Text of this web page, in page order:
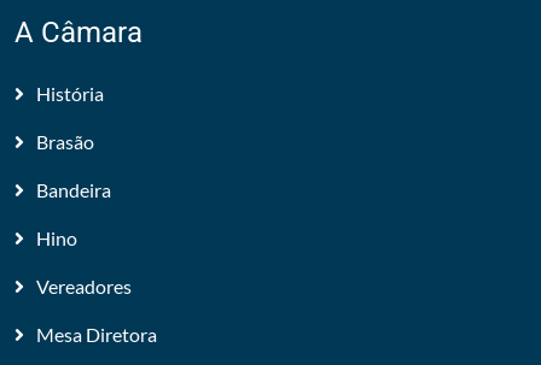
A Câmara
História
Brasão
Bandeira
Hino
Vereadores
Mesa Diretora